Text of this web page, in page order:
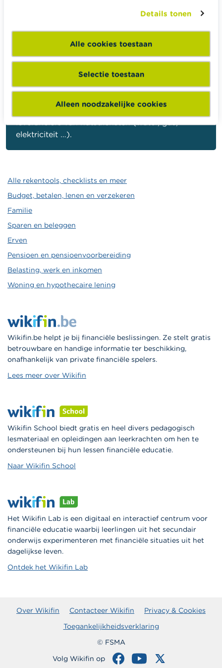
Details tonen
Alle cookies toestaan
Selectie toestaan
Alleen noodzakelijke cookies
Belangrijk voor werknemers: verhuizen geeft je geen
behalve als dit opgenomen is in je collectieve of
Wikifin-tip
Geef tijdig je meterstanden door aan je
leveranciers van nutsdiensten (water, gas,
elektriciteit …).
Alle rekentools, checklists en meer
Budget, betalen, lenen en verzekeren
Familie
Sparen en beleggen
Erven
Pensioen en pensioenvoorbereiding
Belasting, werk en inkomen
Woning en hypothecaire lening
Wikifin.be helpt je bij financiële beslissingen. Ze stelt gratis
betrouwbare en handige informatie ter beschikking,
onafhankelijk van private financiële spelers.
Lees meer over Wikifin
Wikifin School biedt gratis en heel divers pedagogisch
lesmateriaal en opleidingen aan leerkrachten om hen te
ondersteunen bij hun lessen financiële educatie.
Naar Wikifin School
Het Wikifin Lab is een digitaal en interactief centrum voor
financiële educatie waarbij leerlingen uit het secundair
onderwijs experimenteren met financiële situaties uit het
dagelijkse leven.
Ontdek het Wikifin Lab
Over Wikifin Contacteer Wikifin
Privacy & Cookies
Toegankelijkheidsverklaring
© FSMA
Volg Wikifin op